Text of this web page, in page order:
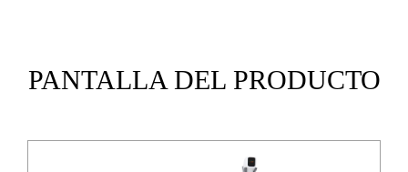
PANTALLA DEL PRODUCTO